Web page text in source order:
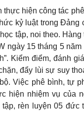
hiện công tác
kỷ luật trong
tập, noi theo.
15 tháng 5
Kiểm điểm, đánh
đẩy lùi sự suy
Việc phê bình,
hiện nhiệm vụ
rèn luyện 05